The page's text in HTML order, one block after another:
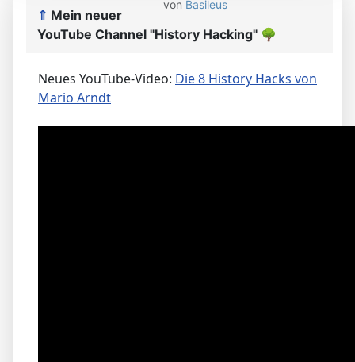
von Basileus
⇑ Mein neuer
YouTube Channel "History Hacking" 🌳
Neues YouTube-Video: Die 8 History Hacks von
Mario Arndt